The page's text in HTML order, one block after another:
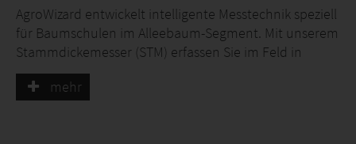
AgroWizard entwickelt intelligente Messtechnik speziell
für Baumschulen im Alleebaum-Segment. Mit unserem
Stammdickemesser (STM) erfassen Sie im Feld in
wenigen Sekunden harte Baumdaten: exakten
Stammumfang, Homogenität der Partie und
mehr